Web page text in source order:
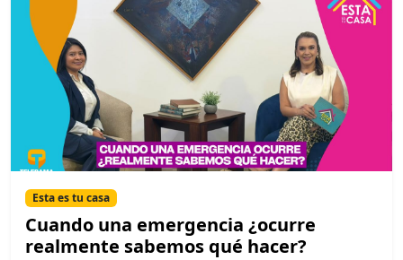
Esta es tu casa
Cuando una emergencia ¿ocurre
realmente sabemos qué hacer?